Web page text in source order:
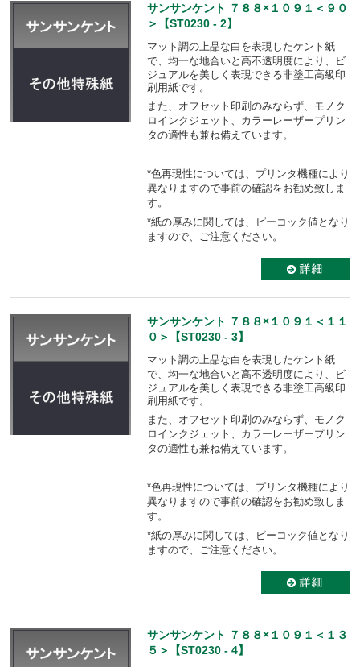
サンサンケント ７８８×１０９１＜９０
＞【ST0230 - 2】
マット調の上品な白を表現したケント紙
で、均一な地合いと高不透明度により、
ビ
ジュアルを美しく表現できる非塗工高級印
刷用紙です。
また、オフセット印刷のみならず、モノク
ロインクジェット、カラーレーザープリン
タの適性も兼ね備えています。
*色再現性については、プリンタ機種により
異なりますので事前の確認をお勧め致しま
す。
*紙の厚みに関しては、ピーコック値となり
ますので、ご注意ください。
サンサンケント ７８８×１０９１＜１１
０＞【ST0230 - 3】
マット調の上品な白を表現したケント紙
で、均一な地合いと高不透明度により、
ビ
ジュアルを美しく表現できる非塗工高級印
刷用紙です。
また、オフセット印刷のみならず、モノク
ロインクジェット、カラーレーザープリン
タの適性も兼ね備えています。
*色再現性については、プリンタ機種により
異なりますので事前の確認をお勧め致しま
す。
*紙の厚みに関しては、ピーコック値となり
ますので、ご注意ください。
サンサンケント ７８８×１０９１＜１３
５＞【ST0230 - 4】